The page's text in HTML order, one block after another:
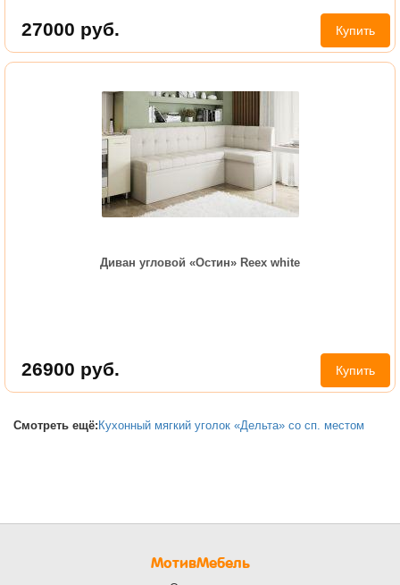
27000 руб. Купить
Диван угловой «Остин» Reex white
26900 руб. Купить
Смотреть ещё: Кухонный мягкий уголок «Дельта» со сп. местом
МотивМебель